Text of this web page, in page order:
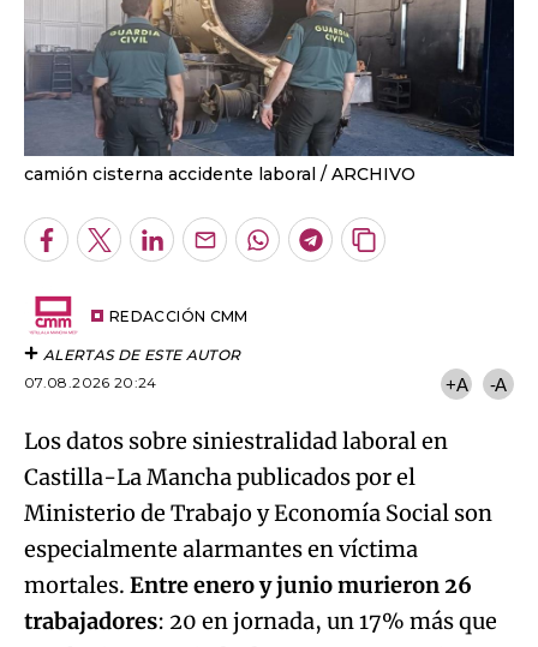
camión cisterna accidente laboral ARCHIVO
Facebook
TwitterLinkedInEnviarWhatsapp
Telegram
Copiar
REDACCIÓN CMM
ALERTAS DE ESTE AUTOR
07.08.2026 20:24
+A -A
Los datos sobre siniestralidad laboral en
Castilla-La Mancha publicados por el
Ministerio de Trabajo y Economía Social son
especialmente alarmantes en víctima
mortales. Entre enero y junio murieron 26
trabajadores: 20 en jornada, un 17% más que